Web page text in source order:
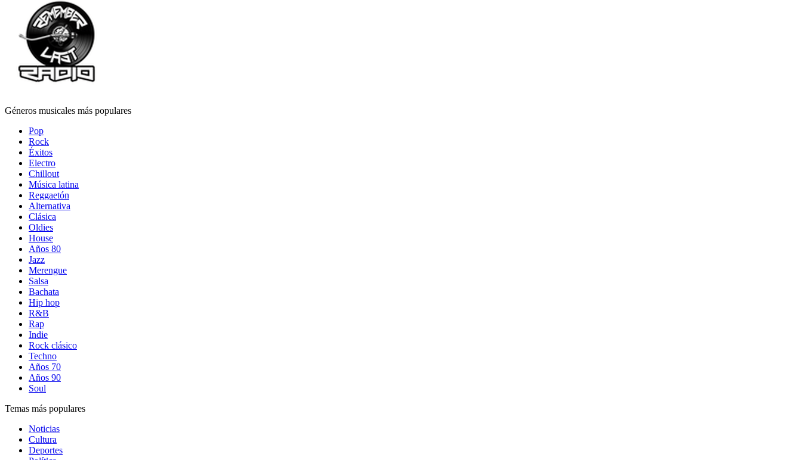
Géneros musicales más populares
Pop
Rock
Éxitos
Electro
Chillout
Música latina
Reggaetón
Alternativa
Clásica
Oldies
House
Años 80
Jazz
Merengue
Salsa
Bachata
Hip hop
R&B
Rap
Indie
Rock clásico
Techno
Años 70
Años 90
Soul
Temas más populares
Noticias
Cultura
Deportes